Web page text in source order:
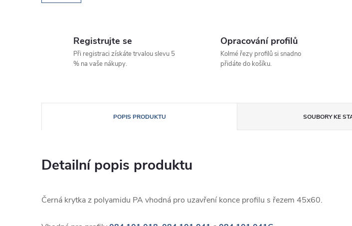
Registrujte se
Při registraci získáte trvalou slevu 5
% na vaše nákupy.
Opracování profilů
Kolmé řezy profilů si snadno
přidáte do košíku.
POPIS PRODUKTU SOUBORY KE
Detailní popis produktu
Černá krytka z polyamidu PA vhodná pro uzavření konce profilu s řezem 45x60.